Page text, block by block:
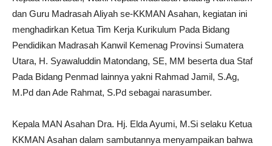
dan Guru Madrasah Aliyah se-KKMAN Asahan, kegiatan ini
menghadirkan Ketua Tim Kerja Kurikulum Pada Bidang
Pendidikan Madrasah Kanwil Kemenag Provinsi Sumatera
Utara, H. Syawaluddin Matondang, SE, MM beserta dua Staf
Pada Bidang Penmad lainnya yakni Rahmad Jamil, S.Ag,
M.Pd dan Ade Rahmat, S.Pd sebagai narasumber.
Kepala MAN Asahan Dra. Hj. Elda Ayumi, M.Si selaku Ketua
KKMAN Asahan dalam sambutannya menyampaikan bahwa